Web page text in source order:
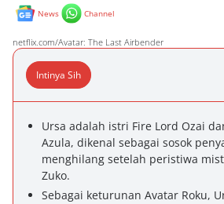
News Channel
netflix.com/Avatar: The Last Airbender
Intinya Sih
Ursa adalah istri Fire Lord Ozai
Azula, dikenal sebagai sosok
menghilang setelah peristiwa
Zuko.
Sebagai keturunan Avatar Roku,